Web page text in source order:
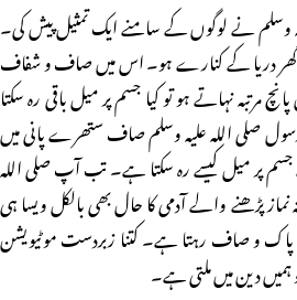
وسلم نے لوگوں کے سامنے ایک تمثیل پیش کی۔
گھر دریا کے کنارے ہو۔ اس میں صاف و شفاف
مرتبہ نہاتے ہو تو کیا جسم پر میل باقی رہ سکتا
صلی اللہ علیہ وسلم صاف ستھرے پانی میں
جسم پر میل کیسے رہ سکتا ہے۔ تب آپ صلی اللہ
نماز پڑھنے والے آدمی کا حال بھی بالکل ویسا ہی
پاک و صاف رہتا ہے۔ کتنا زبردست موٹیویشن
دین میں ملتی ہے۔